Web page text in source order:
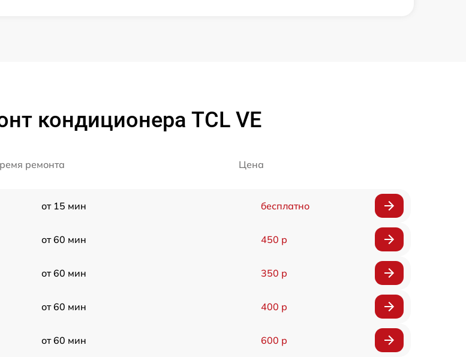
кондиционера TCL VE
ремонта Цена
от 15 мин бесплатно
от 60 мин 450 р
от 60 мин 350 р
от 60 мин 400 р
от 60 мин 600 р